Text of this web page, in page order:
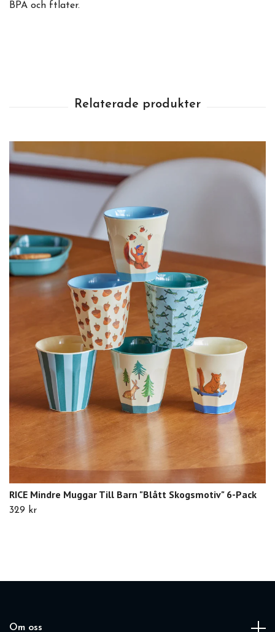
BPA och ftlater.
RICE Mindre Muggar Till Barn "Blått Skogsmotiv" 6-Pack
329 kr
Om oss